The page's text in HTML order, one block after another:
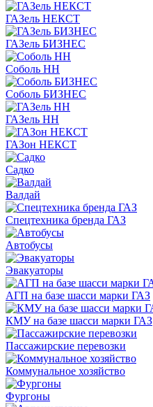
ГАЗель НЕКСТ
ГАЗель БИЗНЕС
Соболь НН
Соболь БИЗНЕС
ГАЗель НН
ГАЗон НЕКСТ
Садко
Валдай
Спецтехника бренда ГАЗ
Автобусы
Эвакуаторы
АГП на базе шасси марки ГАЗ
КМУ на базе шасси марки ГАЗ
Пассажирские перевозки
Коммунальное хозяйство
Фургоны